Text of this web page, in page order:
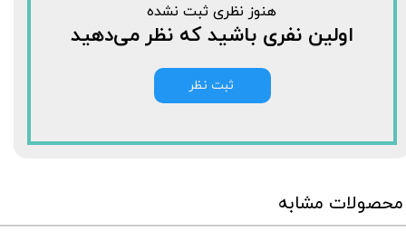
هنوز نظری ثبت نشده
اولین نفری باشید که نظر می‌دهید
ثبت نظر
محصولات مشابه